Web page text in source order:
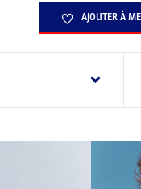
AJOUTER À